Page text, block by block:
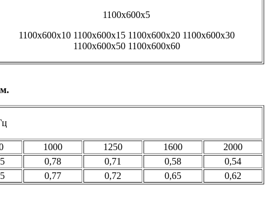
1100х600х5
1100х600х10 1100х600х15 1100х600х20 1100х600х30
1100х600х50 1100х600х60
1000 1250 1600
2000
0,78 0,71 0,58
0,54
0,77 0,72 0,65 0,62